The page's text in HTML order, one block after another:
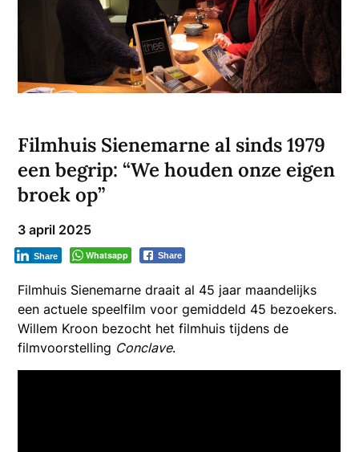
Filmhuis Sienemarne al sinds 1979
een begrip: “We houden onze eigen
broek op”
3 april 2025
Whatsapp Share
Share
Filmhuis Sienemarne draait al 45 jaar maandelijks
een actuele speelfilm voor gemiddeld 45 bezoekers.
Willem Kroon bezocht het filmhuis tijdens de
filmvoorstelling Conclave.